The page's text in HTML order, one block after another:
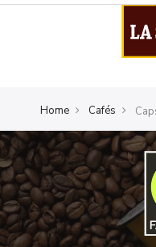
Home Cafés